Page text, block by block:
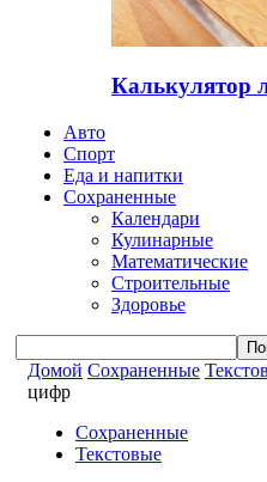
Калькулятор
Авто
Спорт
Еда и напитки
Сохраненные
Календари
Кулинарные
Математические
Строительные
Здоровье
Домой Сохраненные
цифр
Сохраненные
Текстовые